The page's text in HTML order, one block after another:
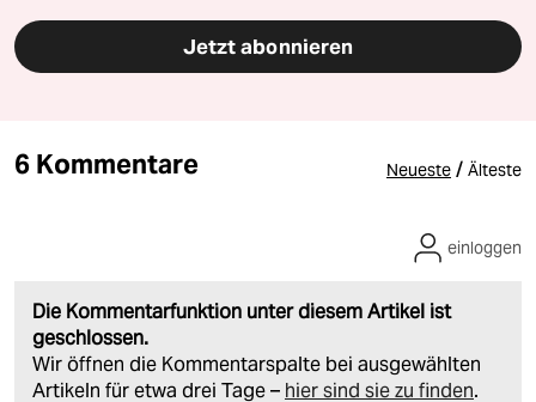
Jetzt abonnieren
6 Kommentare Neueste / Älteste
Die Kommentarfunktion unter diesem Artikel ist
geschlossen.
Wir öffnen die Kommentarspalte bei ausgewählten
Artikeln für etwa drei Tage – hier sind sie zu finden.
einloggen